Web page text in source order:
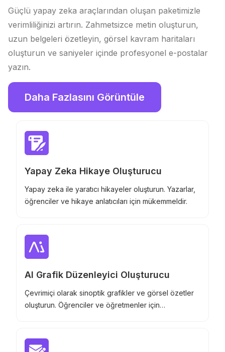
Güçlü yapay zeka araçlarından oluşan paketimizle
verimliliğinizi artırın. Zahmetsizce metin oluşturun,
uzun belgeleri özetleyin, görsel kavram haritaları
oluşturun ve saniyeler içinde profesyonel e-postalar
yazın.
Daha Fazlasını Görüntüle
Yapay Zeka Hikaye Oluşturucu
Yapay zeka ile yaratıcı hikayeler oluşturun. Yazarlar,
öğrenciler ve hikaye anlatıcıları için mükemmeldir.
AI Grafik Düzenleyici Oluşturucu
Çevrimiçi olarak sinoptik grafikler ve görsel özetler
oluşturun. Öğrenciler ve öğretmenler için